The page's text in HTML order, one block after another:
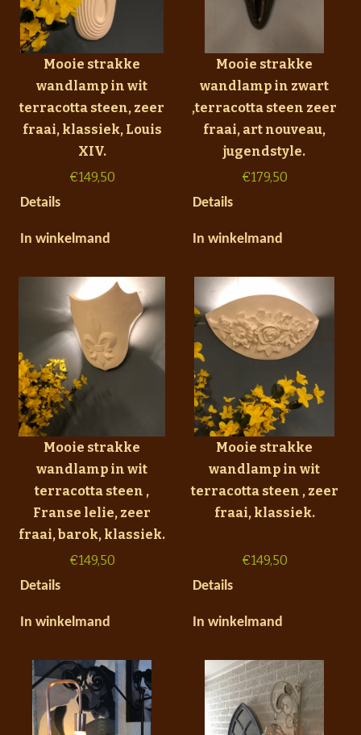
Mooie strakke
wandlamp in wit
terracotta steen, zeer
fraai, klassiek, Louis
XIV.
€149,50
Details
In winkelmand
Mooie strakke
wandlamp in zwart
,terracotta steen zeer
fraai, art nouveau,
jugendstyle.
€179,50
Details
In winkelmand
Mooie strakke
wandlamp in wit
terracotta steen ,
Franse lelie, zeer
fraai, barok, klassiek.
€149,50
Details
In winkelmand
Mooie strakke
wandlamp in wit
terracotta steen , zeer
fraai, klassiek.
€149,50
Details
In winkelmand